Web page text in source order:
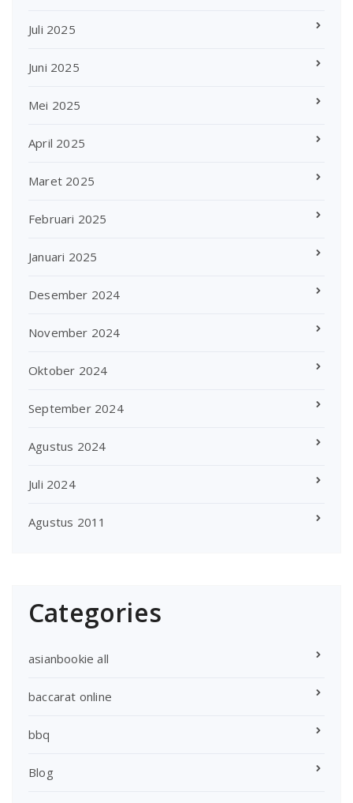
Juli 2025
Juni 2025
Mei 2025
April 2025
Maret 2025
Februari 2025
Januari 2025
Desember 2024
November 2024
Oktober 2024
September 2024
Agustus 2024
Juli 2024
Agustus 2011
Categories
asianbookie all
baccarat online
bbq
Blog